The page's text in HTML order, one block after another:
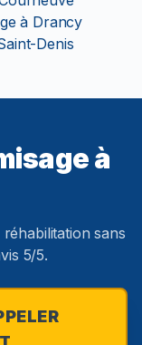
à Drancy
Denis
à
sans
5/5.